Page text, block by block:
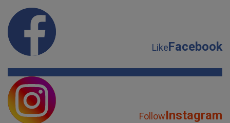
LikeFacebook
FollowInstagram